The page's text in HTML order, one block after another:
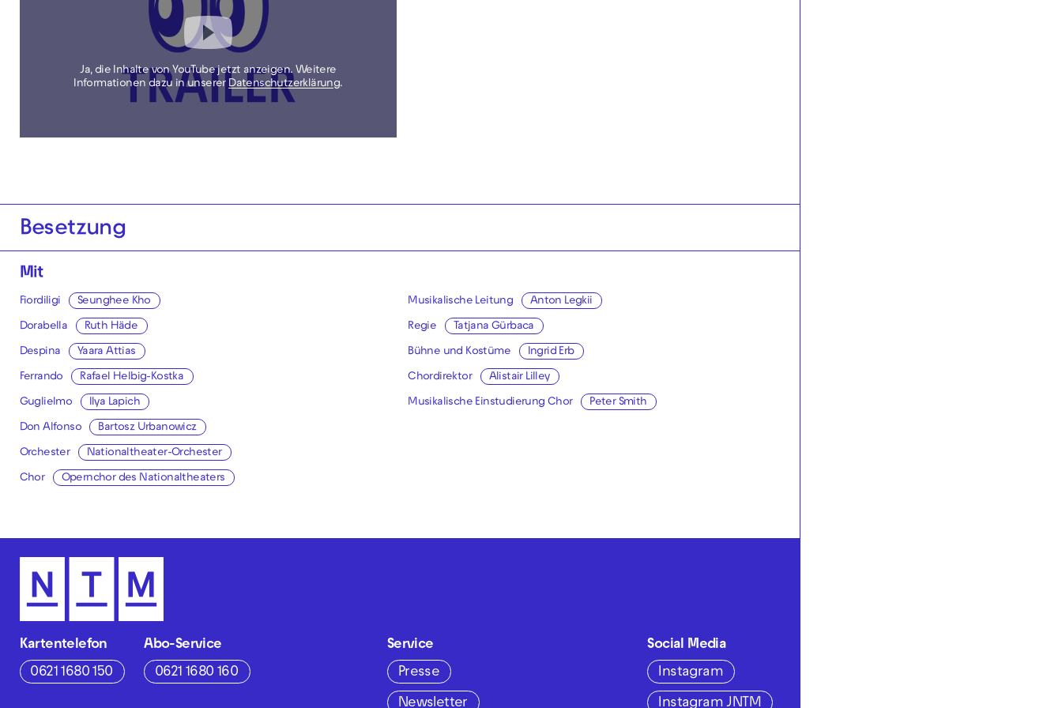
Ja, die Inhalte von YouTube jetzt anzeigen. Weitere
Informationen dazu in unserer Datenschutzerklärung.
Besetzung
Mit
Fiordiligi Seunghee Kho
Dorabella Ruth Häde
Despina Yaara Attias
Ferrando Rafael Helbig-Kostka
Guglielmo Ilya Lapich
Don Alfonso Bartosz Urbanowicz
Orchester Nationaltheater-Orchester
Chor Opernchor des Nationaltheaters
Musikalische Leitung Anton Legkii
Regie Tatjana Gürbaca
Bühne und Kostüme Ingrid Erb
Chordirektor Alistair Lilley
Musikalische Einstudierung Chor Peter Smith
Kartentelefon
0621 1680 150
Abo-Service
0621 1680 160
Service
Presse
Newsletter
Social Media
Instagram
Instagram JNTM